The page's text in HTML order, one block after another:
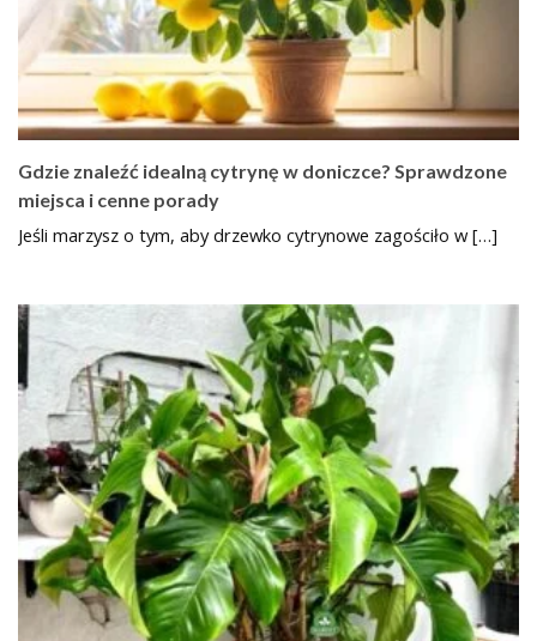
Gdzie znaleźć idealną cytrynę w doniczce? Sprawdzone
miejsca i cenne porady
Jeśli marzysz o tym, aby drzewko cytrynowe zagościło w […]